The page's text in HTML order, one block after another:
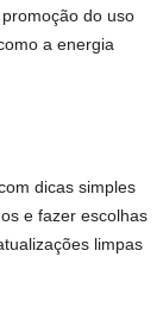
do uso
a energia
dicas simples
e fazer escolhas
limpas